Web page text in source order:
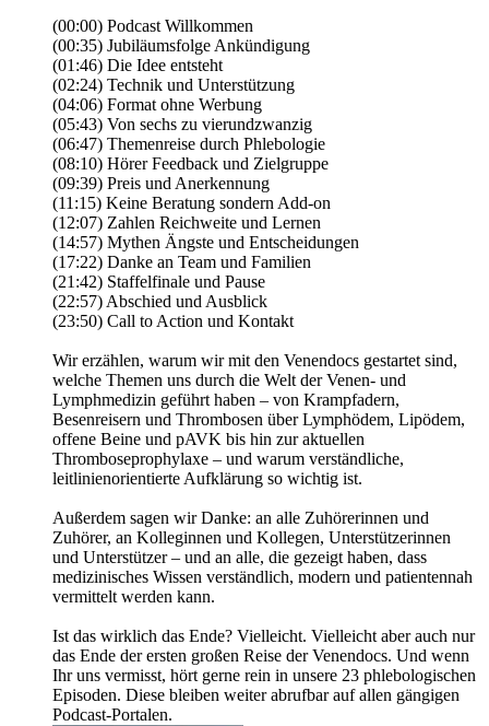
(00:00) Podcast Willkommen
(00:35) Jubiläumsfolge Ankündigung
(01:46) Die Idee entsteht
(02:24) Technik und Unterstützung
(04:06) Format ohne Werbung
(05:43) Von sechs zu vierundzwanzig
(06:47) Themenreise durch Phlebologie
(08:10) Hörer Feedback und Zielgruppe
(09:39) Preis und Anerkennung
(11:15) Keine Beratung sondern Add-on
(12:07) Zahlen Reichweite und Lernen
(14:57) Mythen Ängste und Entscheidungen
(17:22) Danke an Team und Familien
(21:42) Staffelfinale und Pause
(22:57) Abschied und Ausblick
(23:50) Call to Action und Kontakt
Wir erzählen, warum wir mit den Venendocs gestartet sind,
welche Themen uns durch die Welt der Venen- und
Lymphmedizin geführt haben – von Krampfadern,
Besenreisern und Thrombosen über Lymphödem, Lipödem,
offene Beine und pAVK bis hin zur aktuellen
Thromboseprophylaxe – und warum verständliche,
leitlinienorientierte Aufklärung so wichtig ist.
Außerdem sagen wir Danke: an alle Zuhörerinnen und
Zuhörer, an Kolleginnen und Kollegen, Unterstützerinnen
und Unterstützer – und an alle, die gezeigt haben, dass
medizinisches Wissen verständlich, modern und patientennah
vermittelt werden kann.
Ist das wirklich das Ende? Vielleicht. Vielleicht aber auch nur
das Ende der ersten großen Reise der Venendocs. Und wenn
Ihr uns vermisst, hört gerne rein in unsere 23 phlebologischen
Episoden. Diese bleiben weiter abrufbar auf allen gängigen
Podcast-Portalen.